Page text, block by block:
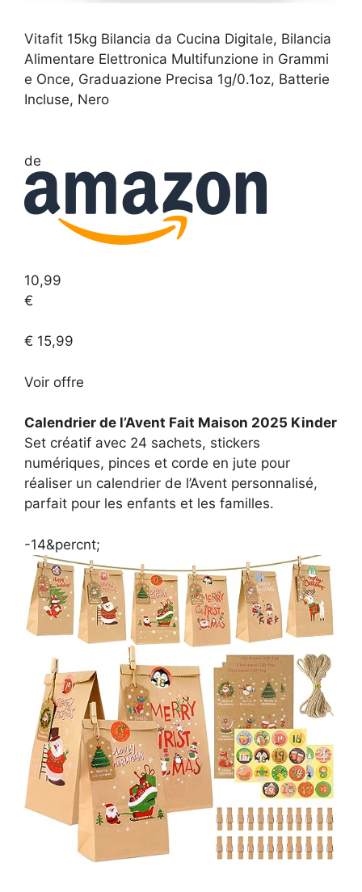
Vitafit 15kg Bilancia da Cucina Digitale, Bilancia
Alimentare Elettronica Multifunzione in Grammi
e Once, Graduazione Precisa 1g/0.1oz, Batterie
Incluse, Nero
de
10,99
€
€ 15,99
Voir offre
Calendrier de l’Avent Fait Maison 2025 Kinder
Set créatif avec 24 sachets, stickers
numériques, pinces et corde en jute pour
réaliser un calendrier de l’Avent personnalisé,
parfait pour les enfants et les familles.
-14&percnt;